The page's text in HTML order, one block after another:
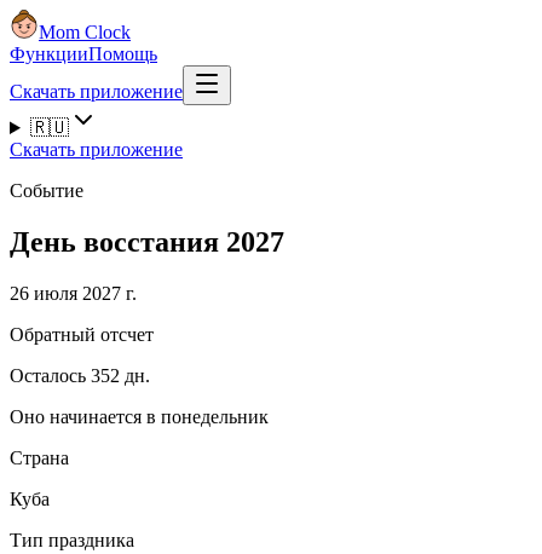
Mom Clock
ФункцииПомощь
Скачать приложение
🇷🇺
Скачать приложение
Событие
День восстания 2027
26 июля 2027 г.
Обратный отсчет
Осталось 352 дн.
Оно начинается в понедельник
Страна
Куба
Тип праздника